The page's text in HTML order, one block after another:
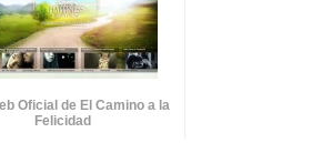
Oficial de El Camino a la
Felicidad